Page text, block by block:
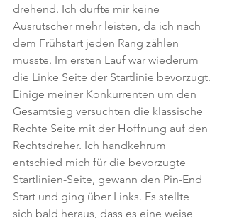
drehend. Ich durfte mir keine
Ausrutscher mehr leisten, da ich nach
dem Frühstart jeden Rang zählen
musste. Im ersten Lauf war wiederum
die Linke Seite der Startlinie bevorzugt.
Einige meiner Konkurrenten um den
Gesamtsieg versuchten die klassische
Rechte Seite mit der Hoffnung auf den
Rechtsdreher. Ich handkehrum
entschied mich für die bevorzugte
Startlinien-Seite, gewann den Pin-End
Start und ging über Links. Es stellte
sich bald heraus, dass es eine weise